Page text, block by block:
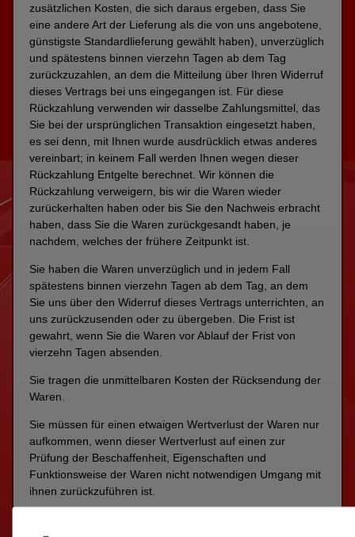
zusätzlichen Kosten, die sich daraus ergeben, dass Sie
eine andere Art der Lieferung als die von uns angebotene,
günstigste Standardlieferung gewählt haben), unverzüglich
und spätestens binnen vierzehn Tagen ab dem Tag
zurückzuzahlen, an dem die Mitteilung über Ihren Widerruf
dieses Vertrags bei uns eingegangen ist. Für diese
Rückzahlung verwenden wir dasselbe Zahlungsmittel, das
Sie bei der ursprünglichen Transaktion eingesetzt haben,
es sei denn, mit Ihnen wurde ausdrücklich etwas anderes
vereinbart; in keinem Fall werden Ihnen wegen dieser
Rückzahlung Entgelte berechnet. Wir können die
Rückzahlung verweigern, bis wir die Waren wieder
zurückerhalten haben oder bis Sie den Nachweis erbracht
haben, dass Sie die Waren zurückgesandt haben, je
nachdem, welches der frühere Zeitpunkt ist.
Sie haben die Waren unverzüglich und in jedem Fall
spätestens binnen vierzehn Tagen ab dem Tag, an dem
Sie uns über den Widerruf dieses Vertrags unterrichten, an
uns zurückzusenden oder zu übergeben. Die Frist ist
gewahrt, wenn Sie die Waren vor Ablauf der Frist von
vierzehn Tagen absenden.
Sie tragen die unmittelbaren Kosten der Rücksendung der
Waren.
Sie müssen für einen etwaigen Wertverlust der Waren nur
aufkommen, wenn dieser Wertverlust auf einen zur
Prüfung der Beschaffenheit, Eigenschaften und
Funktionsweise der Waren nicht notwendigen Umgang mit
ihnen zurückzuführen ist.